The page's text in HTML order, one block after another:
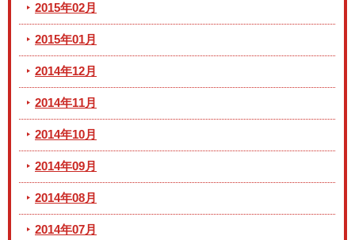
2015年02月
2015年01月
2014年12月
2014年11月
2014年10月
2014年09月
2014年08月
2014年07月